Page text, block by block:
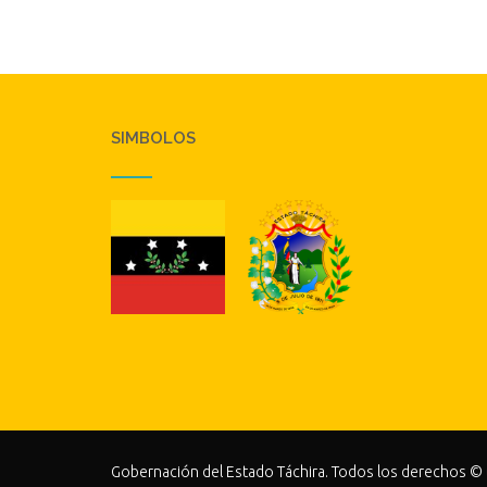
SIMBOLOS
Gobernación del Estado Táchira. Todos los derechos